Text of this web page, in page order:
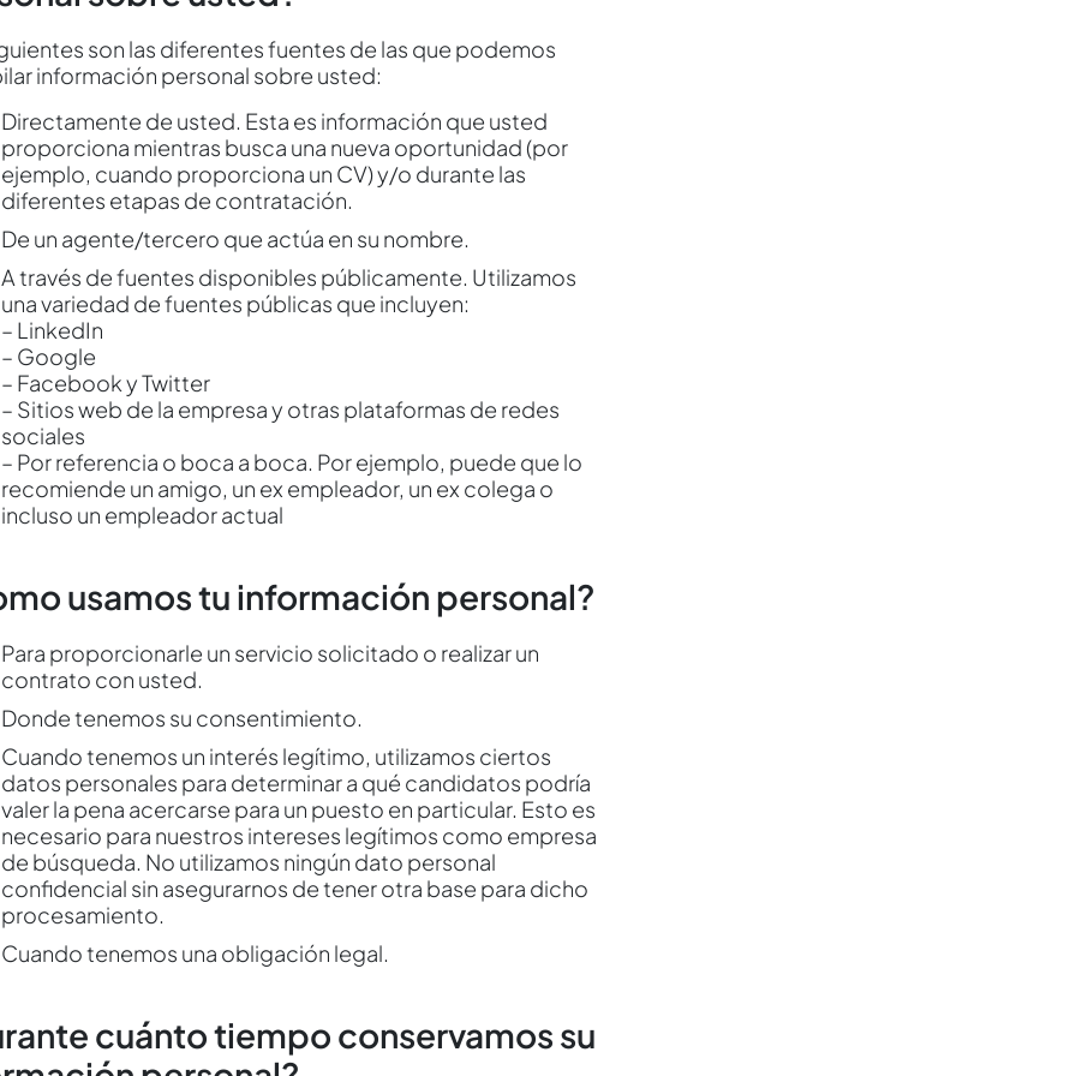
son las diferentes fuentes de las que podemos
información personal sobre usted:
Directamente de usted. Esta es información que usted
proporciona mientras busca una nueva oportunidad (por
ejemplo, cuando proporciona un CV) y/o durante las
diferentes etapas de contratación.
De un agente/tercero que actúa en su nombre.
A través de fuentes disponibles públicamente. Utilizamos
una variedad de fuentes públicas que incluyen:
– LinkedIn
– Google
– Facebook y Twitter
– Sitios web de la empresa y otras plataformas de redes
sociales
– Por referencia o boca a boca. Por ejemplo, puede que lo
recomiende un amigo, un ex empleador, un ex colega o
incluso un empleador actual
usamos tu información personal?
Para proporcionarle un servicio solicitado o realizar un
contrato con usted.
Donde tenemos su consentimiento.
Cuando tenemos un interés legítimo, utilizamos ciertos
datos personales para determinar a qué candidatos podría
valer la pena acercarse para un puesto en particular. Esto es
necesario para nuestros intereses legítimos como empresa
de búsqueda. No utilizamos ningún dato personal
confidencial sin asegurarnos de tener otra base para dicho
procesamiento.
Cuando tenemos una obligación legal.
cuánto tiempo conservamos su